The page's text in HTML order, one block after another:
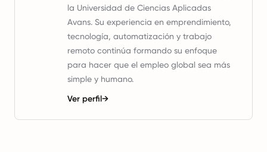
la Universidad de Ciencias Aplicadas
Avans. Su experiencia en emprendimiento,
tecnología, automatización y trabajo
remoto continúa formando su enfoque
para hacer que el empleo global sea más
simple y humano.
Ver perfil→